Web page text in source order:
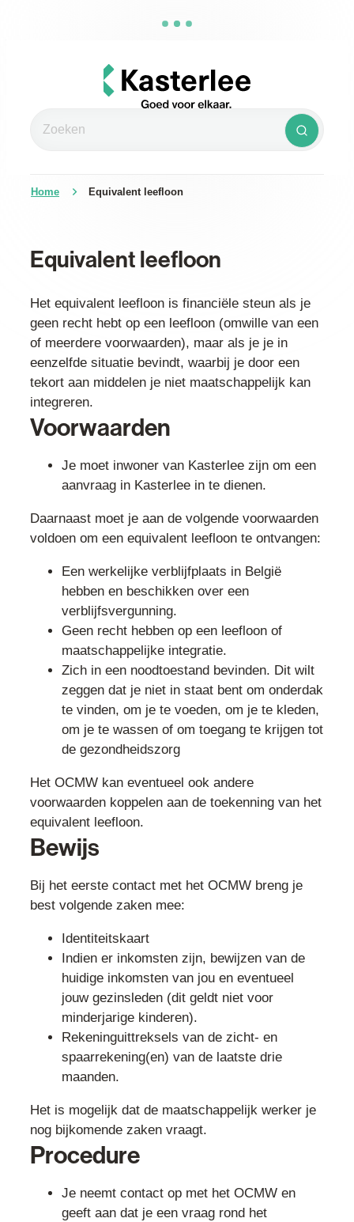
Kasterlee
Zoeken Zoeken
Home Equivalent leefloon
Equivalent leefloon
Het equivalent leefloon is financiële steun als je
geen recht hebt op een leefloon (omwille van een
of meerdere voorwaarden), maar als je je in
eenzelfde situatie bevindt, waarbij je door een
tekort aan middelen je niet maatschappelijk kan
integreren.
Voorwaarden
Je moet inwoner van Kasterlee zijn om een
aanvraag in Kasterlee in te dienen.
Daarnaast moet je aan de volgende voorwaarden
voldoen om een equivalent leefloon te ontvangen:
Een werkelijke verblijfplaats in België
hebben en beschikken over een
verblijfsvergunning.
Geen recht hebben op een leefloon of
maatschappelijke integratie.
Zich in een noodtoestand bevinden. Dit wilt
zeggen dat je niet in staat bent om onderdak
te vinden, om je te voeden, om je te kleden,
om je te wassen of om toegang te krijgen tot
de gezondheidszorg
Het OCMW kan eventueel ook andere
voorwaarden koppelen aan de toekenning van het
equivalent leefloon.
Bewijs
Bij het eerste contact met het OCMW breng je
best volgende zaken mee:
Identiteitskaart
Indien er inkomsten zijn, bewijzen van de
huidige inkomsten van jou en eventueel
jouw gezinsleden (dit geldt niet voor
minderjarige kinderen).
Rekeninguittreksels van de zicht- en
spaarrekening(en) van de laatste drie
maanden.
Het is mogelijk dat de maatschappelijk werker je
nog bijkomende zaken vraagt.
Procedure
Je neemt contact op met het OCMW en
geeft aan dat je een vraag rond het